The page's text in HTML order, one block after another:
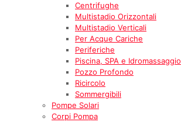
Centrifughe
Multistadio Orizzontali
Multistadio Verticali
Per Acque Cariche
Periferiche
Piscina, SPA e Idromassaggio
Pozzo Profondo
Ricircolo
Sommergibili
Pompe Solari
Corpi Pompa